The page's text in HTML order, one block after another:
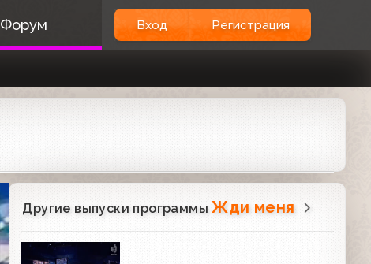
Форум Вход Регистрация
Другие выпуски программыЖди меня